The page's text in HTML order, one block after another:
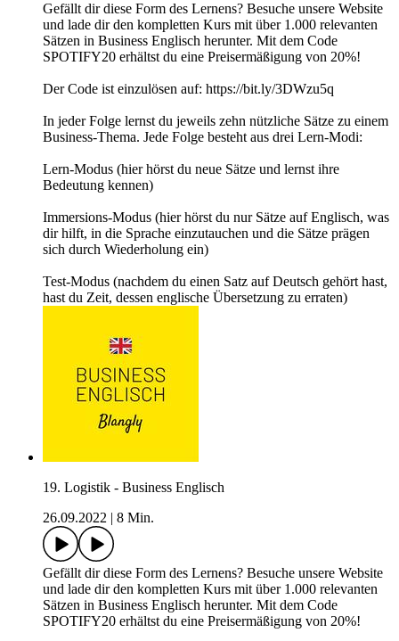
Gefällt dir diese Form des Lernens? Besuche unsere Website
und lade dir den kompletten Kurs mit über 1.000 relevanten
Sätzen in Business Englisch herunter. Mit dem Code
SPOTIFY20 erhältst du eine Preisermäßigung von 20%!
Der Code ist einzulösen auf: https://bit.ly/3DWzu5q
In jeder Folge lernst du jeweils zehn nützliche Sätze zu einem
Business-Thema. Jede Folge besteht aus drei Lern-Modi:
Lern-Modus (hier hörst du neue Sätze und lernst ihre
Bedeutung kennen)
Immersions-Modus (hier hörst du nur Sätze auf Englisch, was
dir hilft, in die Sprache einzutauchen und die Sätze prägen
sich durch Wiederholung ein)
Test-Modus (nachdem du einen Satz auf Deutsch gehört hast,
hast du Zeit, dessen englische Übersetzung zu erraten)
19. Logistik - Business Englisch
26.09.2022
8 Min.
Gefällt dir diese Form des Lernens? Besuche unsere Website
und lade dir den kompletten Kurs mit über 1.000 relevanten
Sätzen in Business Englisch herunter. Mit dem Code
SPOTIFY20 erhältst du eine Preisermäßigung von 20%!